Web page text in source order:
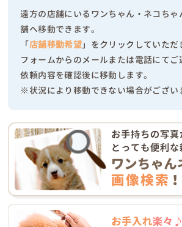
遠方の店舗にいるワンちゃん・ネコちゃ
舗へ移動できます。
「店舗移動希望」をクリックしていただ
フォームからのメールまたは電話にて
依頼内容を確認後に移動します。
※状況により移動できない場合がござい